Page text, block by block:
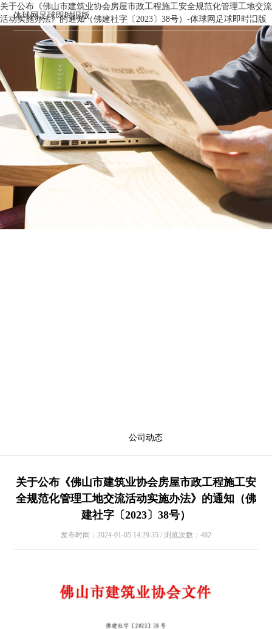
关于公布《佛山市建筑业协会房屋市政工程施工安全规范化管理工地交流
活动实施办法》的通知（佛建社字〔2023〕38号）-体球网足球即时旧版
体球网足球即时旧版
公司动态
关于公布《佛山市建筑业协会房屋市政工程施工安
全规范化管理工地交流活动实施办法》的通知（佛
建社字〔2023〕38号）
发布时间：2024-01-05 14:29:35 / 浏览次数：482